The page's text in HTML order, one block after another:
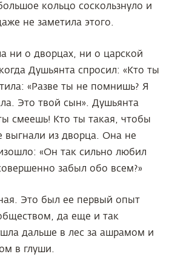
кольцо соскользнуло и
не заметила этого.
ни о дворцах, ни о царской
Душьянта спросил: «Кто ты
«Разве ты не помнишь? Я
Это твой сын». Душьянта
смеешь! Кто ты такая, чтобы
выгнали из дворца. Она не
«Он так сильно любил
забыл обо всем?»
Это был ее первый опыт
да еще и так
дальше в лес за ашрамом и
в глуши.